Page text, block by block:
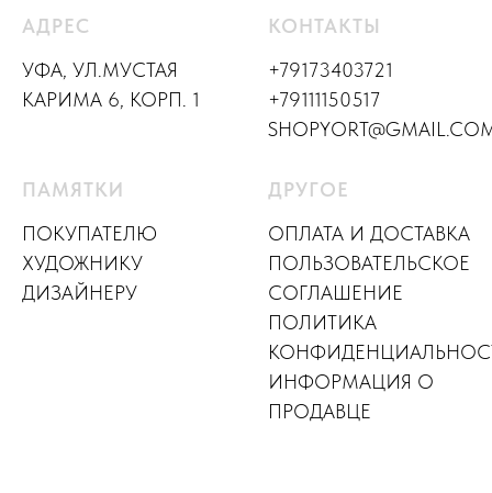
АДРЕС
УФА, УЛ.МУСТАЯ
КАРИМА 6, КОРП. 1
КОНТАКТЫ
+79173403721
+79111150517
ПАМЯТКИ
ПОКУПАТЕЛЮ
ХУДОЖНИКУ
ДИЗАЙНЕРУ
ДРУГОЕ
ОПЛАТА И ДОСТАВКА
ПОЛЬЗОВАТЕЛЬСКОЕ
СОГЛАШЕНИЕ
ПОЛИТИКА
ИНФОРМАЦИЯ О
ПРОДАВЦЕ